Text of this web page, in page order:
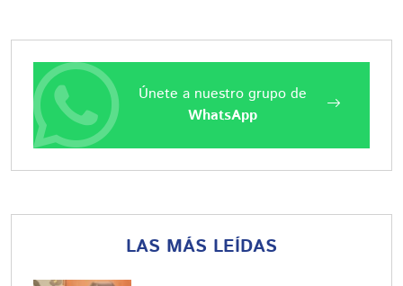
Únete a nuestro grupo de
WhatsApp
LAS MÁS LEÍDAS